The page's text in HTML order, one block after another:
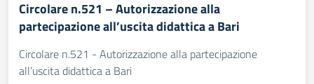
Circolare n.521 – Autorizzazione alla
partecipazione all’uscita didattica a Bari
Circolare n.521 - Autorizzazione alla partecipazione
all’uscita didattica a Bari